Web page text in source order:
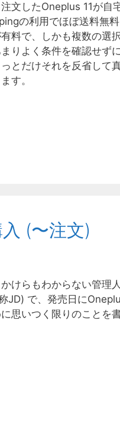
文したOneplus 11が自
の利用でほぼ送料無
料で、しかも複数の選
りよく条件を確認せず
とだけそれを反省して
す。
(〜注文)
けらもわからない管理
JD) で、発売日に
思いつく限りのことを